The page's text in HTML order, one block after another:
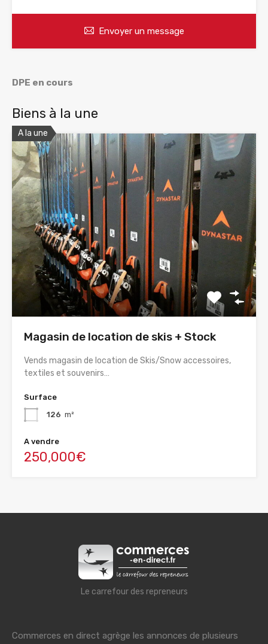
Envoyer un message
DPE en cours
Biens à la une
A la une
Magasin de location de skis + Stock
Vends magasin de location de Skis/Snow accessoires,
textiles et souvenirs…
Surface
126 m²
A vendre
250,000€
Le carrefour des repreneurs
Commerces en direct agrège les annonces de plusieurs